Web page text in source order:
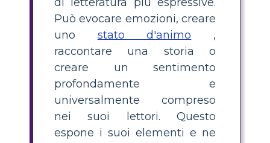
Può evocare emozioni, creare
uno stato d'animo ,
raccontare una storia o
creare un sentimento
profondamente e
universalmente compreso
nei suoi lettori. Questo
espone i suoi elementi e ne